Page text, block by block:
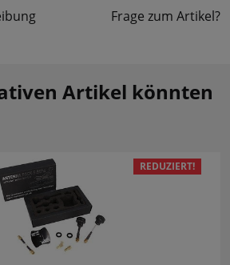
Frage zum Artikel?
Artikel könnten
REDUZIERT!